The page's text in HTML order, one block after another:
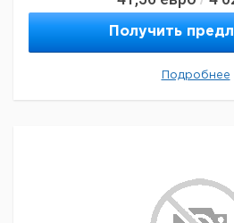
Получить
Подробнее